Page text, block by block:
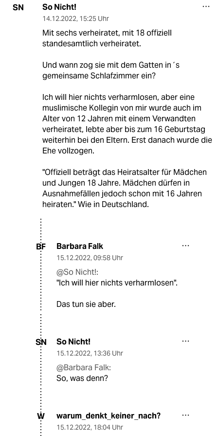
SN So Nicht!
14.12.2022, 15:25 Uhr
Mit sechs verheiratet, mit 18 offiziell
standesamtlich verheiratet.
Und wann zog sie mit dem Gatten in´s
gemeinsame Schlafzimmer ein?
Ich will hier nichts verharmlosen, aber eine
muslimische Kollegin von mir wurde auch im
Alter von 12 Jahren mit einem Verwandten
verheiratet, lebte aber bis zum 16 Geburtstag
weiterhin bei den Eltern. Erst danach wurde die
Ehe vollzogen.
"Offiziell beträgt das Heiratsalter für Mädchen
und Jungen 18 Jahre. Mädchen dürfen in
Ausnahmefällen jedoch schon mit 16 Jahren
heiraten." Wie in Deutschland.
BF Barbara Falk
15.12.2022, 09:58 Uhr
@So Nicht!:
"Ich will hier nichts verharmlosen".
Das tun sie aber.
SN So Nicht!
15.12.2022, 13:36 Uhr
@Barbara Falk:
So, was denn?
W warum_denkt_keiner_nach?
15.12.2022, 18:04 Uhr